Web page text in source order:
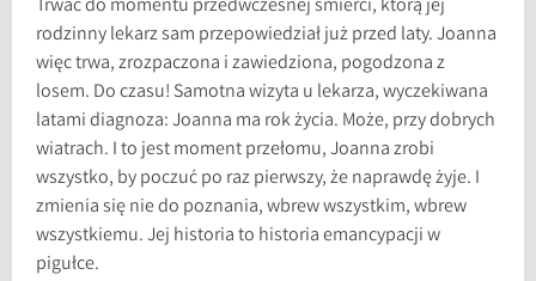
Trwać do momentu przedwczesnej śmierci, którą jej
rodzinny lekarz sam przepowiedział już przed laty. Joanna
więc trwa, zrozpaczona i zawiedziona, pogodzona z
losem. Do czasu! Samotna wizyta u lekarza, wyczekiwana
latami diagnoza: Joanna ma rok życia. Może, przy dobrych
wiatrach. I to jest moment przełomu, Joanna zrobi
wszystko, by poczuć po raz pierwszy, że naprawdę żyje. I
zmienia się nie do poznania, wbrew wszystkim, wbrew
wszystkiemu. Jej historia to historia emancypacji w
pigułce.